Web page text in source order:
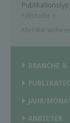
Publikationstyp
Fallstudie ×
BRANCHE &
JAHR/
ANBIETER